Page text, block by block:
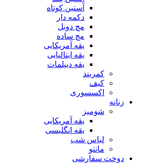
آستین کوتاه
دکمه دار
مچ دوبل
مچ ساده
یقه آمریکایی
یقه ایتالیایی
یقه دیپلمات
کمربند
کیف
اکسسوری
زنانه
شومیز
یقه آمریکایی
یقه انگلیسی
لباس شب
مانتو
دوخت سفارشی